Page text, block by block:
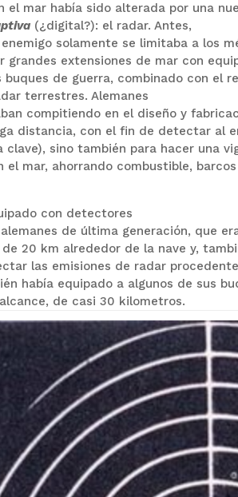
el mar había sido alterada por una
(¿digital?): el radar.Antes,
solamente se limitaba a los
grandes extensiones de mar con
buques de guerra, combinado con el
terrestres.Alemanes
compitiendo en el diseño y
distancia, con el fin de detectar al
clave), sino también para hacer una
el mar, ahorrando combustible,
con detectores
de última generación, que
de 20 km alrededor de la nave y,
las emisiones de radar
había equipado a algunos de sus
de casi 30 kilometros.